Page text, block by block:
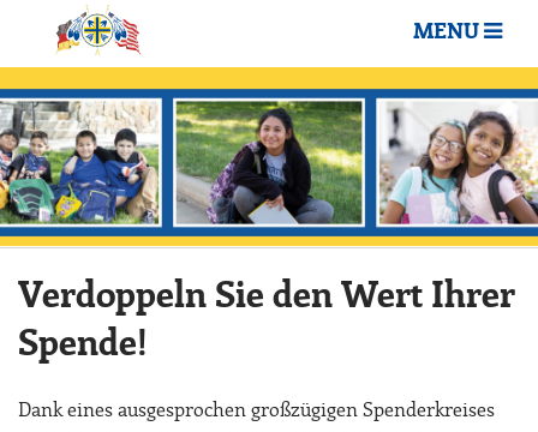
MENU
Verdoppeln Sie den Wert Ihrer
Spende!
Dank eines ausgesprochen großzügigen Spenderkreises